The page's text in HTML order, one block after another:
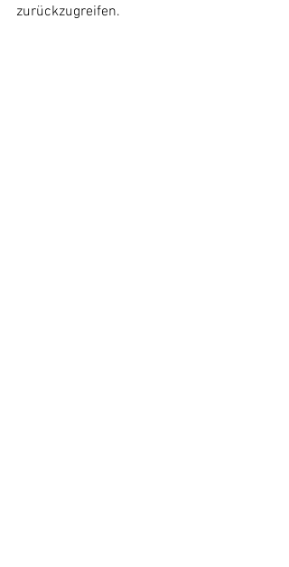
zurückzugreifen.